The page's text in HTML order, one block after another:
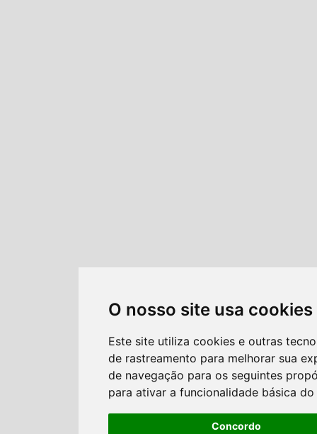
O nosso site usa cookies
Este site utiliza cookies e outras
de rastreamento para melhorar sua
de navegação para os seguintes
para ativar a funcionalidade básica
Concordo